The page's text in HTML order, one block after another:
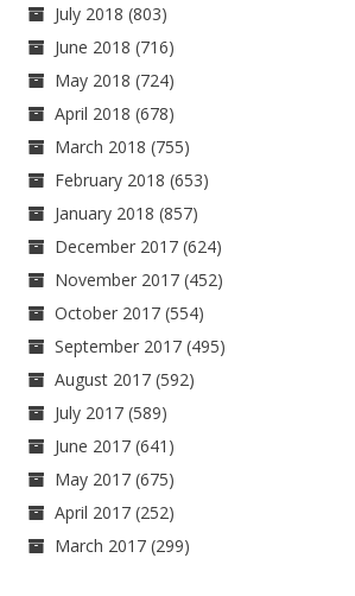
July 2018 (803)
June 2018 (716)
May 2018 (724)
April 2018 (678)
March 2018 (755)
February 2018 (653)
January 2018 (857)
December 2017 (624)
November 2017 (452)
October 2017 (554)
September 2017 (495)
August 2017 (592)
July 2017 (589)
June 2017 (641)
May 2017 (675)
April 2017 (252)
March 2017 (299)